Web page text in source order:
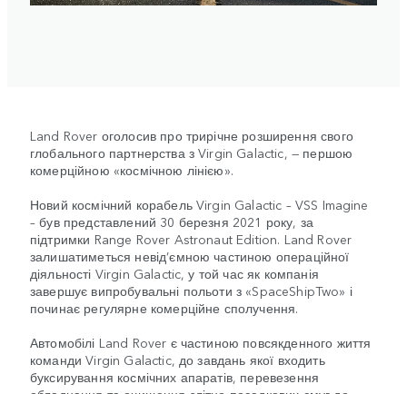
Land Rover оголосив про трирічне розширення свого
глобального партнерства з Virgin Galactic, — першою
комерційною «космічною лінією».
Новий космічний корабель Virgin Galactic – VSS Imagine
– був представлений 30 березня 2021 року, за
підтримки Range Rover Astronaut Edition. Land Rover
залишатиметься невід’ємною частиною операційної
діяльності Virgin Galactic, у той час як компанія
завершує випробувальні польоти з «SpaceShipTwo» і
починає регулярне комерційне сполучення.
Автомобілі Land Rover є частиною повсякденного життя
команди Virgin Galactic, до завдань якої входить
буксирування космічних апаратів, перевезення